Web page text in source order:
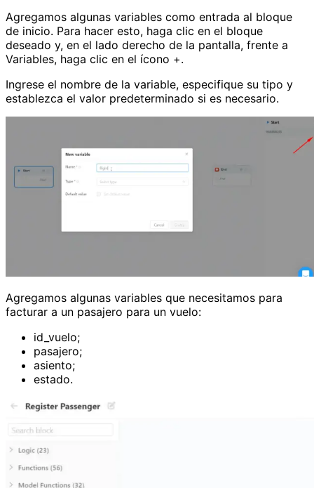
Agregamos algunas variables como entrada al bloque
de inicio. Para hacer esto, haga clic en el bloque
deseado y, en el lado derecho de la pantalla, frente a
Variables, haga clic en el ícono +.
Ingrese el nombre de la variable, especifique su tipo y
establezca el valor predeterminado si es necesario.
Agregamos algunas variables que necesitamos para
facturar a un pasajero para un vuelo:
id_vuelo;
pasajero;
asiento;
estado.